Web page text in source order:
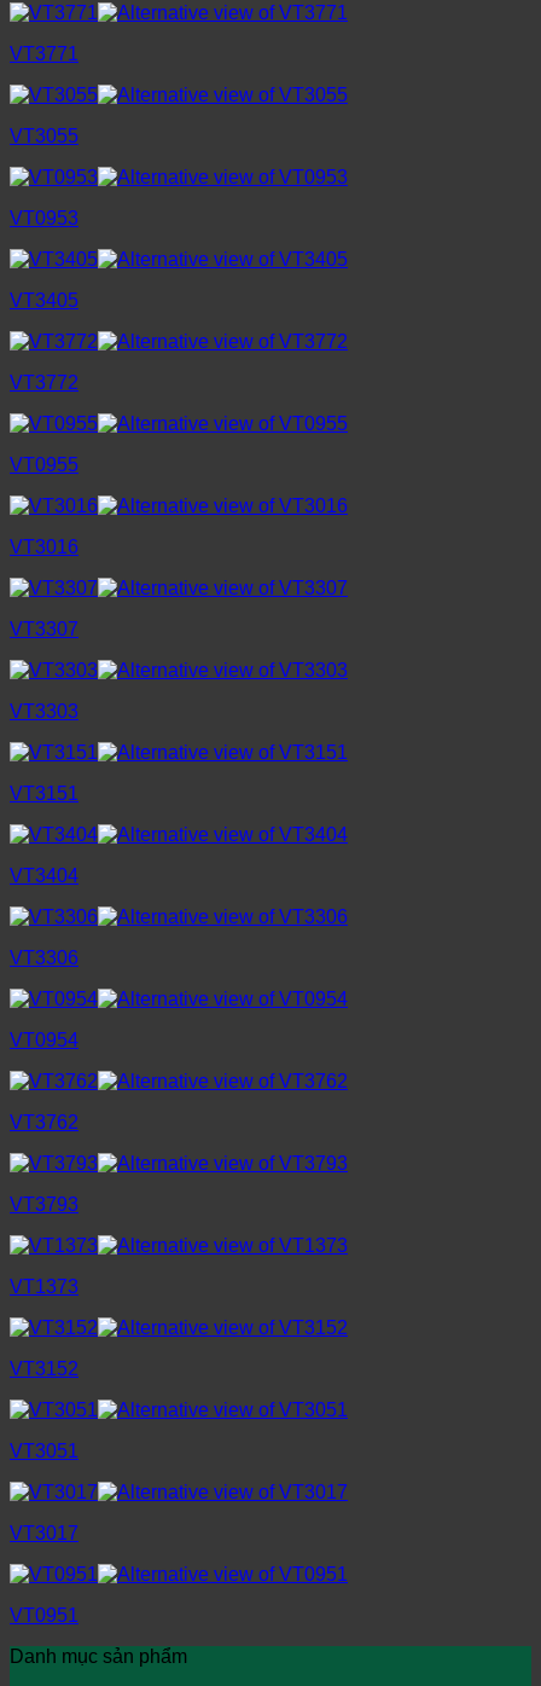
VT3771
VT3055
VT0953
VT3405
VT3772
VT0955
VT3016
VT3307
VT3303
VT3151
VT3404
VT3306
VT0954
VT3762
VT3793
VT1373
VT3152
VT3051
VT3017
VT0951
Danh mục sản phẩm